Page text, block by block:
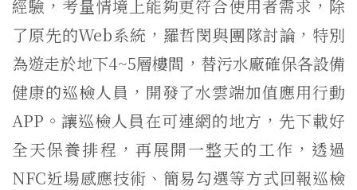
經驗，考量情境上能夠更符合使用者需求，除
了原先的Web系統，羅哲閔與團隊討論，特別
為遊走於地下4~5層樓間，替污水廠確保各設備
健康的巡檢人員，開發了水雲端加值應用行動
APP。讓巡檢人員在可連網的地方，先下載好
全天保養排程，再展開一整天的工作，透過
NFC近場感應技術、簡易勾選等方式回報巡檢